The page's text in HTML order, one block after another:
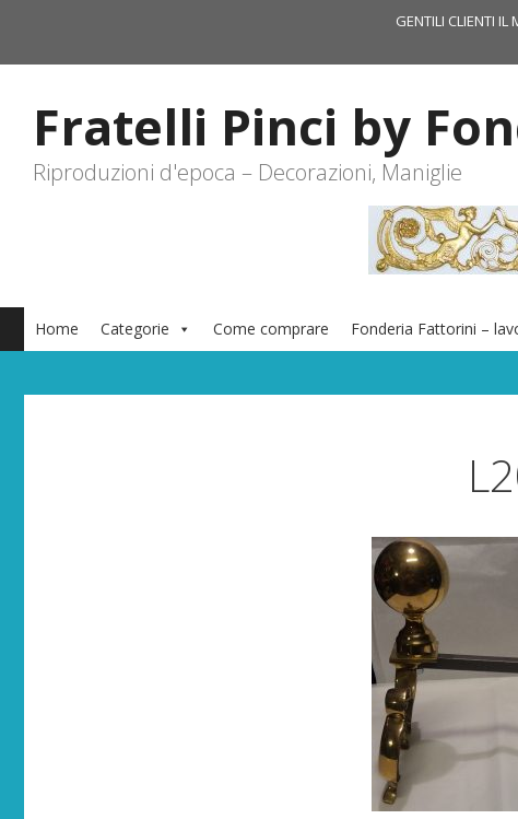
contenuto
GENTILI CLIENTI
Fratelli Pinci by
Riproduzioni d'epoca – Decorazioni, Maniglie
Home Categorie Come comprare Fonderia Fattorini –